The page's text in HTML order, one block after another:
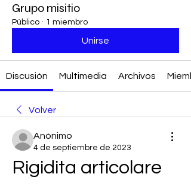
Grupo misitio
Público · 1 miembro
Unirse
Discusión Multimedia Archivos
Volver
Anónimo
4 de septiembre de 2023
Rigidita articolare